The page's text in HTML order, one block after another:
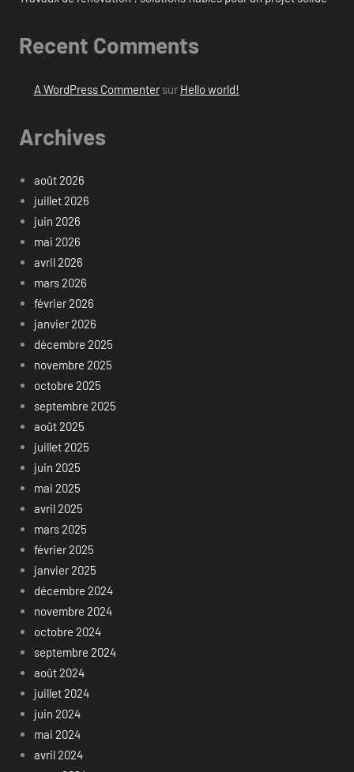
Recent Comments
A WordPress Commentersur Hello world!
Archives
août 2026
juillet 2026
juin 2026
mai 2026
avril 2026
mars 2026
février 2026
janvier 2026
décembre 2025
novembre 2025
octobre 2025
septembre 2025
août 2025
juillet 2025
juin 2025
mai 2025
avril 2025
mars 2025
février 2025
janvier 2025
décembre 2024
novembre 2024
octobre 2024
septembre 2024
août 2024
juillet 2024
juin 2024
mai 2024
avril 2024